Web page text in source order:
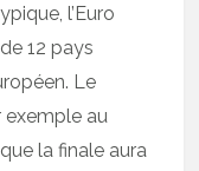
l’Euro
12 pays
Le
exemple au
la finale aura